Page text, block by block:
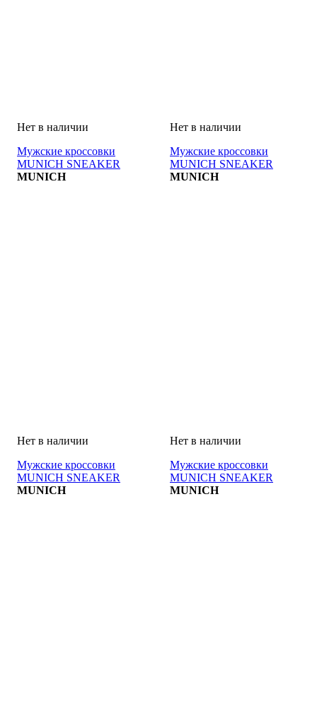
Мужские кроссовки
MUNICH SNEAKER
MUNICH
Мужские кроссовки
MUNICH SNEAKER
MUNICH
Мужские кроссовки
MUNICH SNEAKER
MUNICH
Мужские кроссовки
MUNICH SNEAKER
MUNICH